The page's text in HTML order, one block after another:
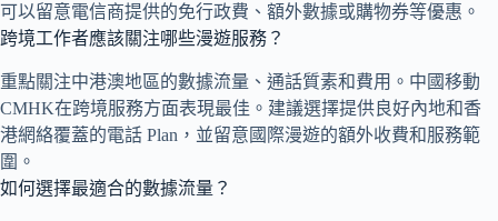
可以留意電信商提供的免行政費、額外數據或購物券等優惠。
跨境工作者應該關注哪些漫遊服務？
重點關注中港澳地區的數據流量、通話質素和費用。中國移動
CMHK在跨境服務方面表現最佳。建議選擇提供良好內地和香
港網絡覆蓋的電話 Plan，並留意國際漫遊的額外收費和服務範
圍。
如何選擇最適合的數據流量？